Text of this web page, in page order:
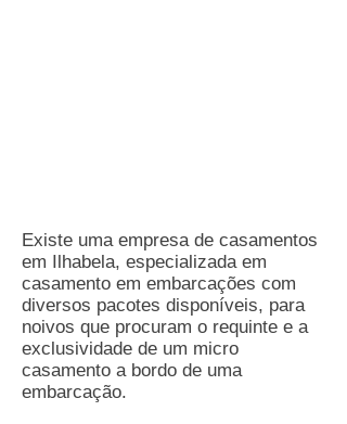
Existe uma empresa de casamentos
em Ilhabela, especializada em
casamento em embarcações com
diversos pacotes disponíveis, para
noivos que procuram o requinte e a
exclusividade de um micro
casamento a bordo de uma
embarcação.